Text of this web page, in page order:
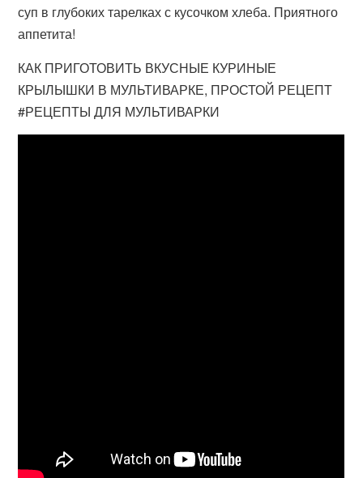
суп в глубоких тарелках с кусочком хлеба. Приятного
аппетита!
КАК ПРИГОТОВИТЬ ВКУСНЫЕ КУРИНЫЕ
КРЫЛЫШКИ В МУЛЬТИВАРКЕ, ПРОСТОЙ РЕЦЕПТ
#РЕЦЕПТЫ ДЛЯ МУЛЬТИВАРКИ